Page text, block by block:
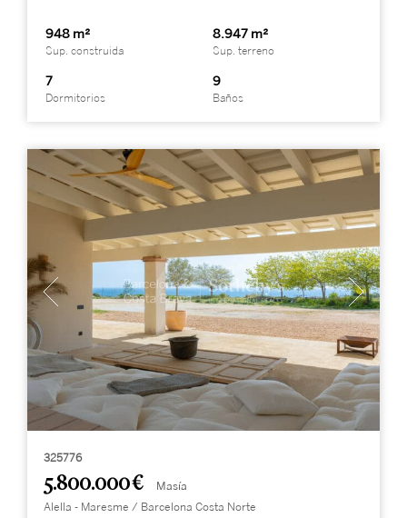
948 m²
Sup. construida
8.947 m²
Sup. terreno
7
Dormitorios
9
Baños
325776
5.800.000 € Masía
Alella - Maresme / Barcelona Costa Norte